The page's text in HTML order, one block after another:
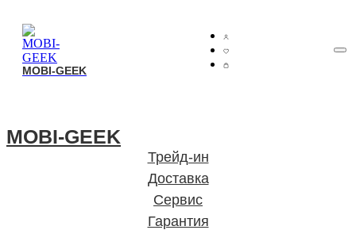
MOBI-GEEK
Трейд-ин
Доставка
Сервис
Гарантия
MOBI-GEEK
MOBI-GEEK